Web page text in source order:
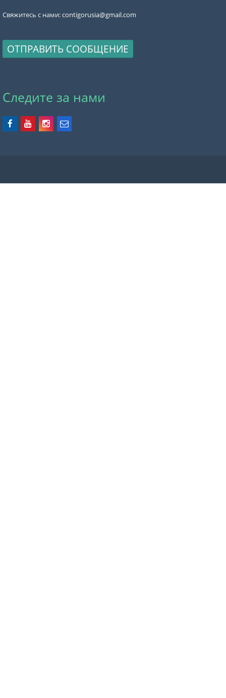
Свяжитесь с нами:contigorusia@gmail.com
ОТПРАВИТЬ СООБЩЕНИЕ
Следите за нами